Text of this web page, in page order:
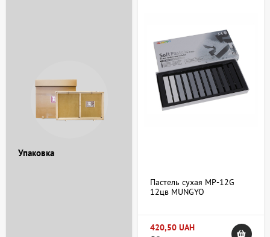
Упаковка
Пастель сухая MP-12G
12цв MUNGYO
420,50 UAH